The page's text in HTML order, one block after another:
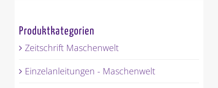
Produktkategorien
Zeitschrift Maschenwelt
Einzelanleitungen - Maschenwelt